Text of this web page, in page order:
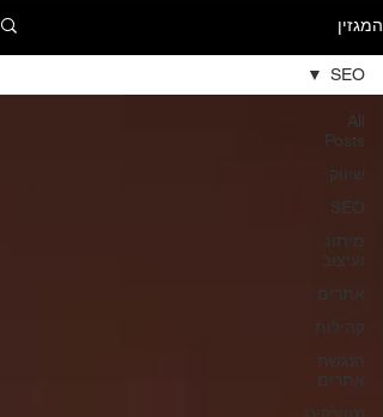
המגזין
All
Posts
שיווק
SEO
מיתוג
ועיצוב
אתרים
קהילות
הנגשת
אתרים
SEO